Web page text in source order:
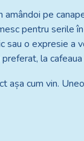
pe
pentru serile
sau o expresie a
la
așa cum vin.